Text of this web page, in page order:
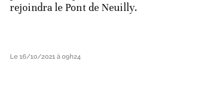
rejoindra le Pont de Neuilly.
Le 16/10/2021 à 09h24